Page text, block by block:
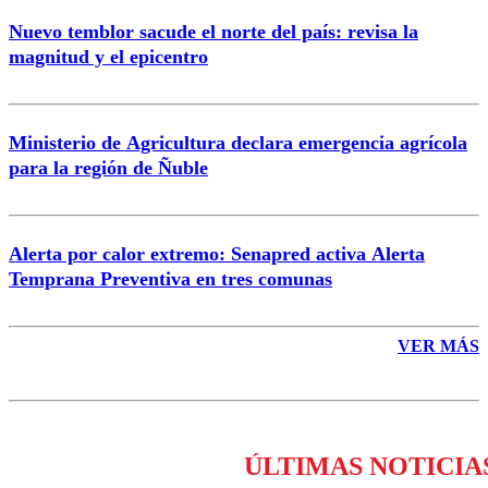
Nuevo temblor sacude el norte del país: revisa la
magnitud y el epicentro
Ministerio de Agricultura declara emergencia agrícola
para la región de Ñuble
Alerta por calor extremo: Senapred activa Alerta
Temprana Preventiva en tres comunas
VER MÁS
ÚLTIMAS